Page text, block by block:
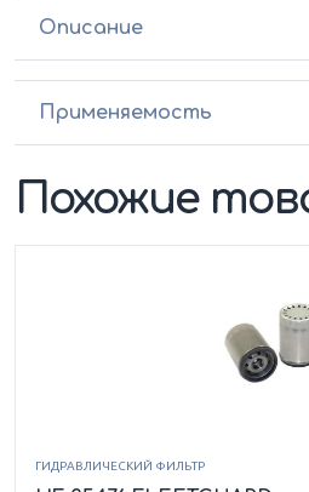
Описание
Применяемость
Похожие
ГИДРАВЛИЧЕСКИЙ ФИЛЬТР